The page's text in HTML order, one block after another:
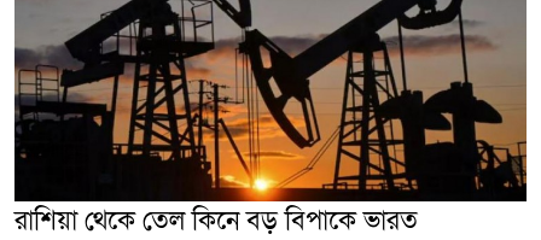
রাশিয়া থেকে তেল কিনে বড় বিপাকে ভারত